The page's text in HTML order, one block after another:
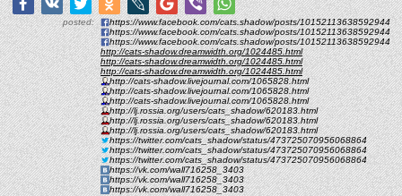
posted:
https://www.facebook.com/cats.shadow/posts/10152113638592944
https://www.facebook.com/cats.shadow/posts/10152113638592944
https://www.facebook.com/cats.shadow/posts/10152113638592944
http://cats-shadow.dreamwidth.org/1024485.html
http://cats-shadow.dreamwidth.org/1024485.html
http://cats-shadow.dreamwidth.org/1024485.html
http://cats-shadow.livejournal.com/1065828.html
http://cats-shadow.livejournal.com/1065828.html
http://cats-shadow.livejournal.com/1065828.html
http://lj.rossia.org/users/cats_shadow/620183.html
http://lj.rossia.org/users/cats_shadow/620183.html
http://lj.rossia.org/users/cats_shadow/620183.html
https://twitter.com/cats_shadow/status/473725070956068864
https://twitter.com/cats_shadow/status/473725070956068864
https://twitter.com/cats_shadow/status/473725070956068864
https://vk.com/wall716258_3403
https://vk.com/wall716258_3403
https://vk.com/wall716258_3403